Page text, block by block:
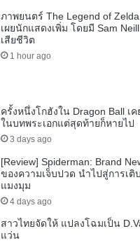
ภาพยนตร์ The Legend of
เผยนักแสดงเพิ่ม โดยมี Sam
เสียชีวิต
1 hour ago
ครั้งหนึ่งโกฮังใน Dragon Ball เค
ในบทพระเอกแต่สุดท้ายก็หายไป
3 days ago
[Review] Spiderman: Brand
ของความเจ็บปวด นำไปสู่การเติ
แมงมุม
4 days ago
สาวไทยจัดให้ แปลงโฉมเป็น
แว่น